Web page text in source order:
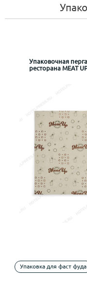
Упаковочная
ресторана MEAT
Упаковка для фаст фуда